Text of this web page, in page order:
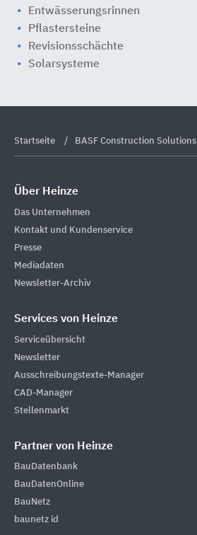
Entwässerungsrinnen
Pflastersteine
Revisionsschächte
Solarsysteme
Startseite BASF Construction Solutions
Über Heinze
Das Unternehmen
Kontakt und Kundenservice
Presse
Mediadaten
Newsletter-Archiv
Services von Heinze
Serviceübersicht
Newsletter
Ausschreibungstexte-Manager
CAD-Manager
Stellenmarkt
Partner von Heinze
BauDatenbank
BauDatenOnline
BauNetz
baunetz id